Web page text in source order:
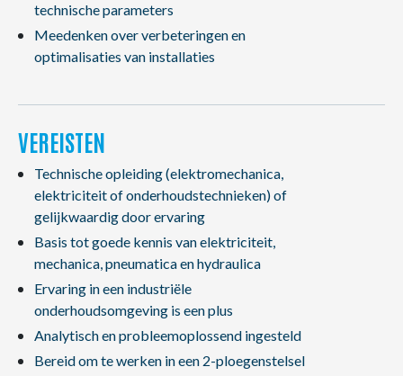
technische parameters
Meedenken over verbeteringen en
optimalisaties van installaties
VEREISTEN
Technische opleiding (elektromechanica,
elektriciteit of onderhoudstechnieken) of
gelijkwaardig door ervaring
Basis tot goede kennis van elektriciteit,
mechanica, pneumatica en hydraulica
Ervaring in een industriële
onderhoudsomgeving is een plus
Analytisch en probleemoplossend ingesteld
Bereid om te werken in een 2-ploegenstelsel